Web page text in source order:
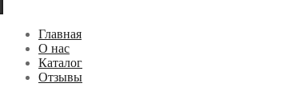
Главная
О нас
Каталог
Отзывы